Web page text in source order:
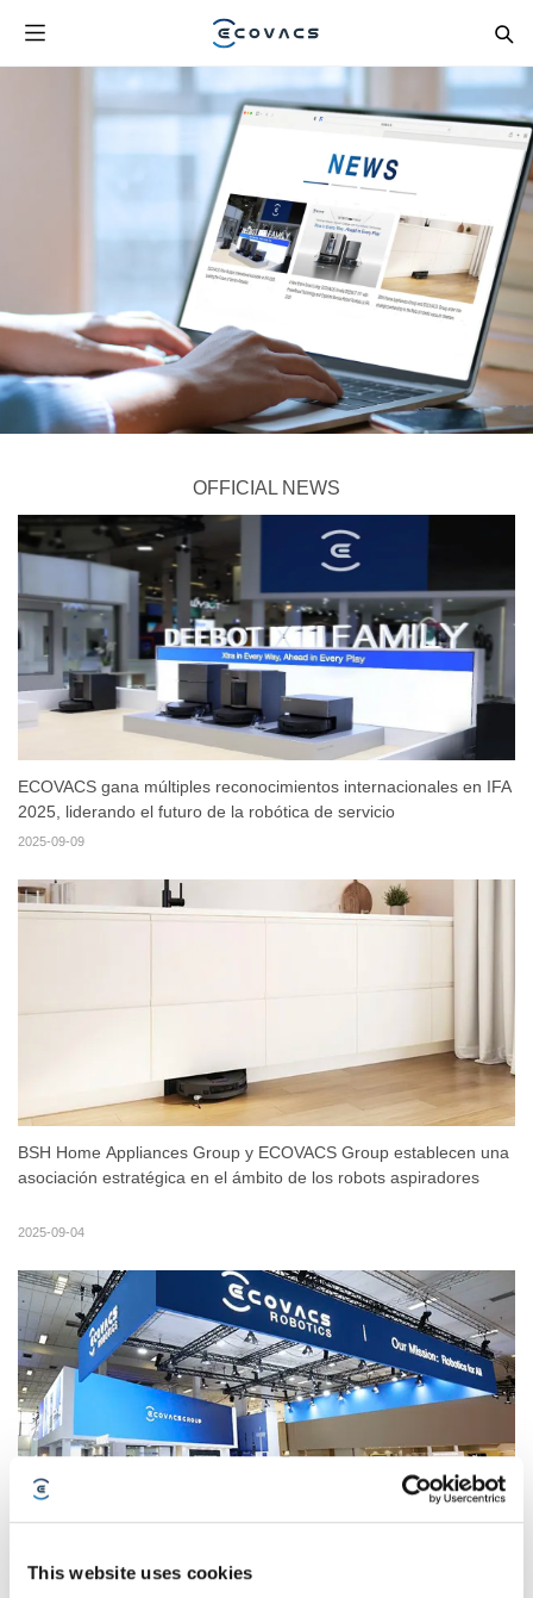
This website uses cookies
OFFICIAL NEWS
ECOVACS gana múltiples reconocimientos internacionales en IFA
2025, liderando el futuro de la robótica de servicio
2025-09-09
BSH Home Appliances Group y ECOVACS Group establecen una
asociación estratégica en el ámbito de los robots aspiradores
2025-09-04
DEEBOT X11 con PowerBoost Technology y Amplía su Portafolio